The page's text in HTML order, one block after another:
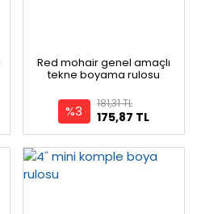
Red mohair genel amaçlı
tekne boyama rulosu
%3 175,87 TL
181,31 TL